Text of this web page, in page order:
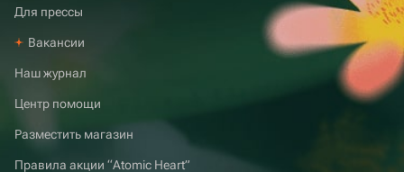
Для прессы
Вакансии
Наш журнал
Центр помощи
Разместить магазин
Правила акции “Atomic Heart”